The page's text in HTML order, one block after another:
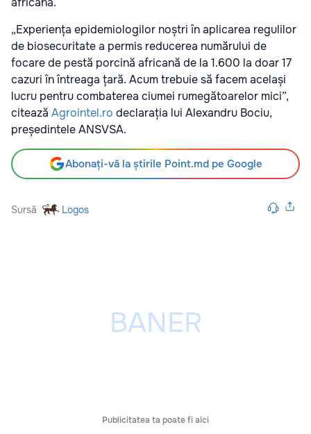
„Experiența epidemiologilor noștri în aplicarea regulilor
de biosecuritate a permis reducerea numărului de
focare de pestă porcină africană de la 1.600 la doar 17
cazuri în întreaga țară. Acum trebuie să facem același
lucru pentru combaterea ciumei rumegătoarelor mici”,
citează Agrointel.ro declarația lui Alexandru Bociu,
președintele ANSVSA.
Abonați-vă la știrile Point.md pe Google
Sursă Logos
Publicitatea ta poate fi aici